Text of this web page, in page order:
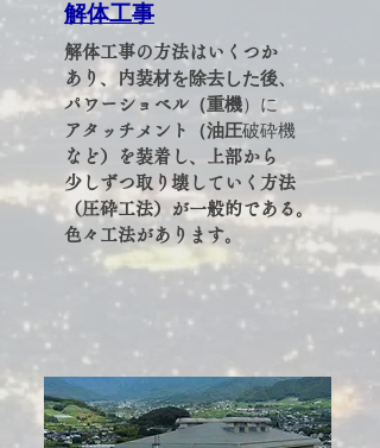
​解体工事​
解体工事の方法はいくつか
あり、内装材を除去した後、
パワーショベル （重機）に
アタッチメント （油圧破砕機
など）を装着し、上部から
少しずつ取り壊していく方法
（圧砕工法）が一般的である。
色々工法があります。